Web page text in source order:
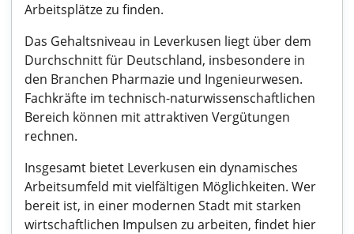
Arbeitsplätze zu finden.
Das Gehaltsniveau in Leverkusen liegt über dem
Durchschnitt für Deutschland, insbesondere in
den Branchen Pharmazie und Ingenieurwesen.
Fachkräfte im technisch-naturwissenschaftlichen
Bereich können mit attraktiven Vergütungen
rechnen.
Insgesamt bietet Leverkusen ein dynamisches
Arbeitsumfeld mit vielfältigen Möglichkeiten. Wer
bereit ist, in einer modernen Stadt mit starken
wirtschaftlichen Impulsen zu arbeiten, findet hier